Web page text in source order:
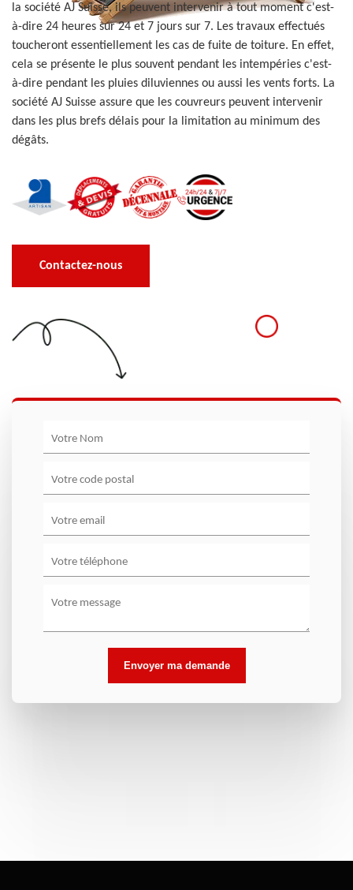
la société AJ Suisse, ils peuvent intervenir à tout moment c'est-
à-dire 24 heures sur 24 et 7 jours sur 7. Les travaux effectués
toucheront essentiellement les cas de fuite de toiture. En effet,
cela se présente le plus souvent pendant les intempéries c'est-
à-dire pendant les pluies diluviennes ou aussi les vents forts. La
société AJ Suisse assure que les couvreurs peuvent intervenir
dans les plus brefs délais pour la limitation au minimum des
dégâts.
Contactez-nous